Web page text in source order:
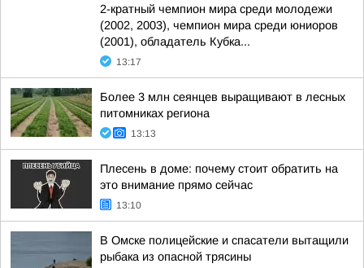
2-кратный чемпион мира среди молодежи
(2002, 2003), чемпион мира среди юниоров
(2001), обладатель Кубка...
13:17
Более 3 млн сеянцев выращивают в лесных
питомниках региона
13:13
Плесень в доме: почему стоит обратить на
это внимание прямо сейчас
13:10
В Омске полицейские и спасатели вытащили
рыбака из опасной трясины